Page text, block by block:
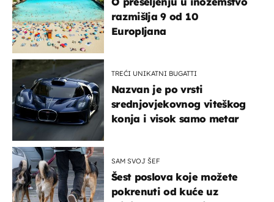
razmišlja 9 od 10
Europljana
TREĆI UNIKATNI BUGATTI
Nazvan je po vrsti
srednjovjekovnog viteškog
konja i visok samo metar
SAM SVOJ ŠEF
Šest poslova koje možete
pokrenuti od kuće uz